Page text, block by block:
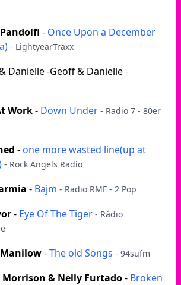
- Once Upon a December
- LightyearTraxx
Danielle -Geoff & Danielle -
Work- Down Under - Radio 7 - 80er
- one more wasted line(up at
- Rock Angels Radio
- Bajm - Radio RMF - 2 Pop
- Eye Of The Tiger - Rádio
-The old Songs - 94sufm
Morrison & Nelly Furtado- Broken